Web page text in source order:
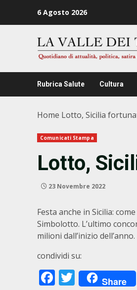
6 Agosto 2026
Rubrica Salute Cultura
Home Lotto, Sicilia
Comunicati Stampa
Lotto,
23 Novembre 2022
Festa anche in Sicilia:
Simbolotto. L’ultimo
milioni dall’inizio dell’anno.
condividi su:
Facebook
Twitter
Share